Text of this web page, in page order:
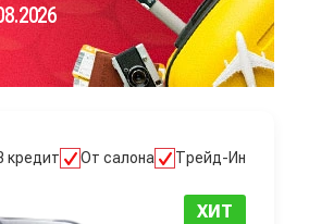
кредит От салона Трейд-Ин
ХИТ